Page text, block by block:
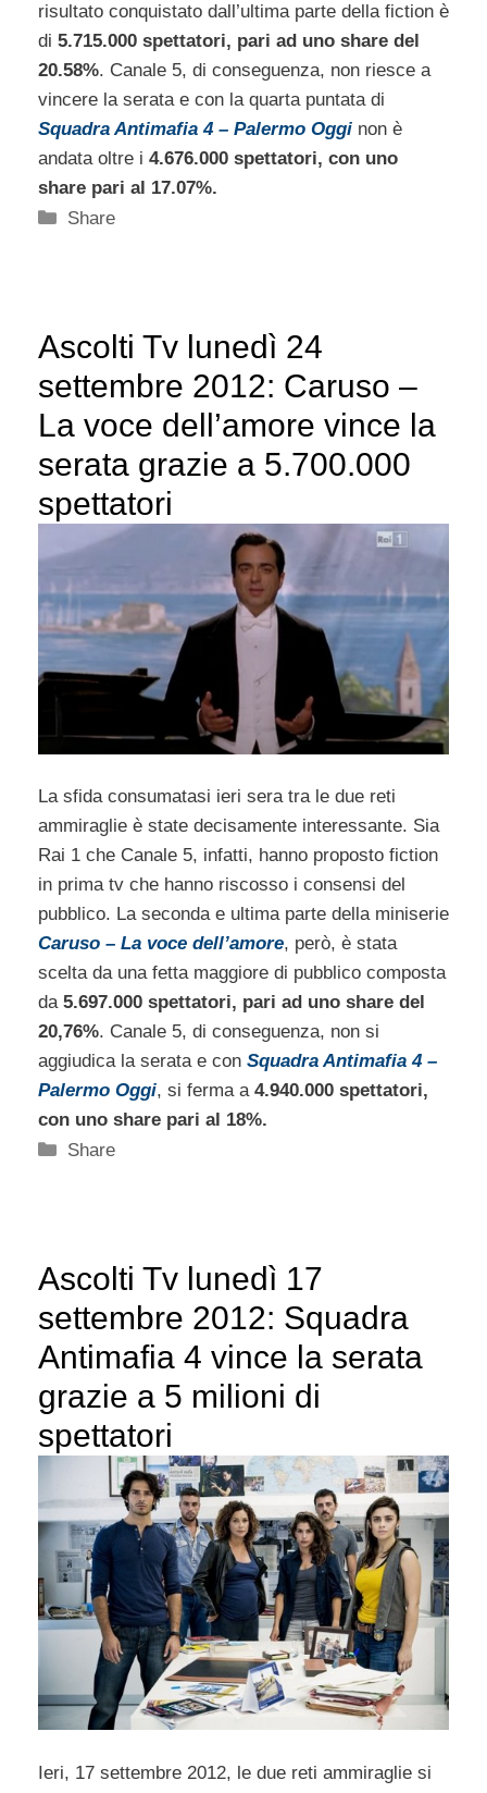
risultato conquistato dall’ultima parte della fiction è
di 5.715.000 spettatori, pari ad uno share del
20.58%. Canale 5, di conseguenza, non riesce a
vincere la serata e con la quarta puntata di
Squadra Antimafia 4 – Palermo Oggi non è
andata oltre i 4.676.000 spettatori, con uno
share pari al 17.07%.
Categorie
Share
Ascolti Tv lunedì 24
settembre 2012: Caruso –
La voce dell’amore vince la
serata grazie a 5.700.000
spettatori
La sfida consumatasi ieri sera tra le due reti
ammiraglie è state decisamente interessante. Sia
Rai 1 che Canale 5, infatti, hanno proposto fiction
in prima tv che hanno riscosso i consensi del
pubblico. La seconda e ultima parte della miniserie
Caruso – La voce dell’amore, però, è stata
scelta da una fetta maggiore di pubblico composta
da 5.697.000 spettatori, pari ad uno share del
20,76%. Canale 5, di conseguenza, non si
aggiudica la serata e con Squadra Antimafia 4 –
Palermo Oggi, si ferma a 4.940.000 spettatori,
con uno share pari al 18%.
Categorie
Share
Ascolti Tv lunedì 17
settembre 2012: Squadra
Antimafia 4 vince la serata
grazie a 5 milioni di
spettatori
Ieri, 17 settembre 2012, le due reti ammiraglie si